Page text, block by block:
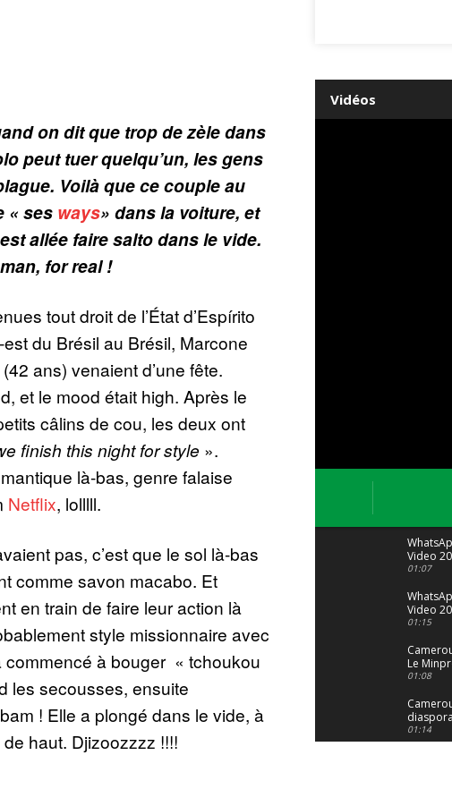
on dit que trop de zèle dans
peut tuer quelqu’un, les gens
Voilà que ce couple au
« ses ways» dans la voiture, et
allée faire salto dans le vide.
for real !
tout droit de l’État d’Espírito
du Brésil au Brésil, Marcone
ans) venaient d’une fête.
et le mood était high. Après le
câlins de cou, les deux ont
finish this night for style».
là-bas, genre falaise
Netflix, lolllll.
pas, c’est que le sol là-bas
comme savon macabo. Et
en train de faire leur action là
style missionnaire avec
commencé à bouger « tchoukou
les secousses, ensuite
! Elle a plongé dans le vide, à
haut. Djizoozzzz !!!!
Vidéos
Video
04 at 15
01:07
Video
29 at 12
01:15
Le
alerte
jeunes
01:08
suivra-t-
l’appel
01:14